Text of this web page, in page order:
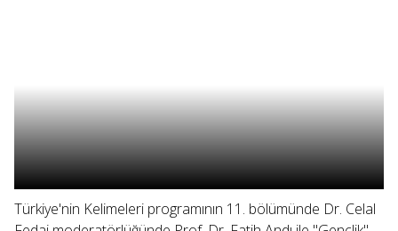
Türkiye'nin Kelimeleri programının 11. bölümünde Dr. Celal